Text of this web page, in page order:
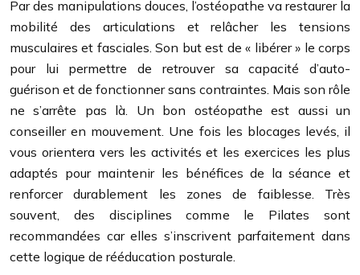
Par des manipulations douces, l’ostéopathe va restaurer la
mobilité des articulations et relâcher les tensions
musculaires et fasciales. Son but est de « libérer » le corps
pour lui permettre de retrouver sa capacité d’auto-
guérison et de fonctionner sans contraintes. Mais son rôle
ne s’arrête pas là. Un bon ostéopathe est aussi un
conseiller en mouvement. Une fois les blocages levés, il
vous orientera vers les activités et les exercices les plus
adaptés pour maintenir les bénéfices de la séance et
renforcer durablement les zones de faiblesse. Très
souvent, des disciplines comme le Pilates sont
recommandées car elles s’inscrivent parfaitement dans
cette logique de rééducation posturale.